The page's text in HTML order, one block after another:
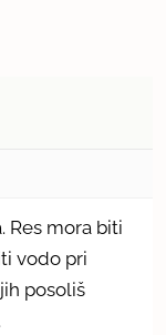
Res mora biti
vodo pri
posoliš